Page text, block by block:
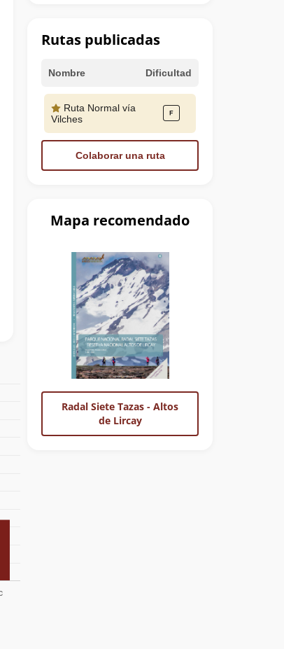
Rutas publicadas
Nombre Dificultad
Ruta Normal vía
Vilches
Colaborar una ruta
Mapa recomendado
Radal Siete Tazas - Altos
de Lircay